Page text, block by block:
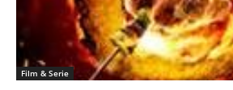
Film & Serie